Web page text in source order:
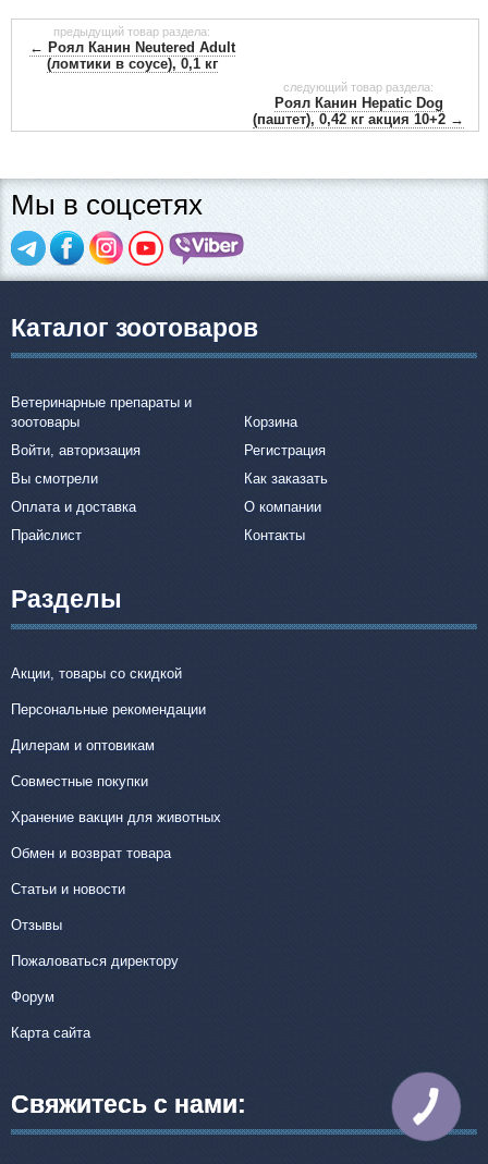
предыдущий товар раздела:
← Роял Канин Neutered Adult
(ломтики в соусе), 0,1 кг
следующий товар раздела:
Роял Канин Hepatic Dog
(паштет), 0,42 кг акция 10+2 →
Мы в соцсетях
Каталог зоотоваров
Ветеринарные препараты и
зоотовары
Корзина
Войти, авторизация
Регистрация
Вы смотрели
Как заказать
Оплата и доставка
О компании
Прайслист
Контакты
Разделы
Акции, товары со скидкой
Персональные рекомендации
Дилерам и оптовикам
Совместные покупки
Хранение вакцин для животных
Обмен и возврат товара
Статьи и новости
Отзывы
Пожаловаться директору
Форум
Карта сайта
Свяжитесь с нами:
КНОПКА
СВЯЗИ